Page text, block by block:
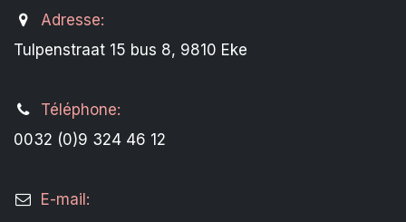
Adresse:
Tulpenstraat 15 bus 8, 9810 Eke
Téléphone:
0032 (0)9 324 46 12
E-mail: